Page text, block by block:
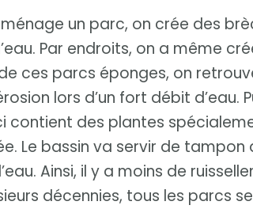
un parc, on crée des
Par endroits, on a même
de ces parcs éponges, on
lors d’un fort débit d’eau.
contient des plantes
Le bassin va servir de
Ainsi, il y a moins de
décennies, tous les parcs